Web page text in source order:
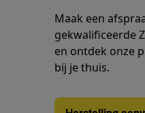
Maak een
gekwalificeerde
en ontdek onze
bij je thuis.